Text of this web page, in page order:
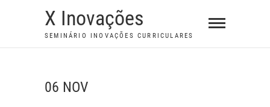
X Inovações
SEMINÁRIO INOVAÇÕES CURRICULARES
06 NOV